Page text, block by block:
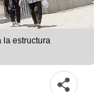
la estructura